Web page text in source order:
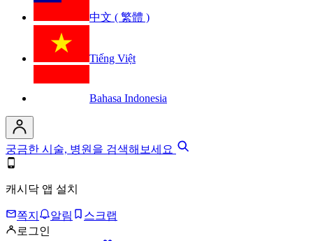
中文 ( 繁體 )
Tiếng Việt
Bahasa Indonesia
궁금한 시술, 병원을 검색해보세요
캐시닥 앱 설치
쪽지 알림
스크랩
로그인